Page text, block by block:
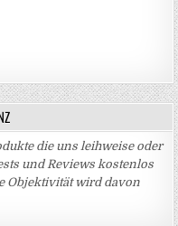
die uns leihweise oder
und Reviews kostenlos
Objektivität wird davon